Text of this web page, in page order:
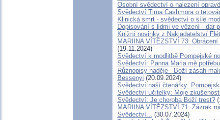
Osobní svědectví o nalezení
Svědectví Tima Cashmora o
Klinická smrt - svědectví o síle
Dopisování s lidmi ve vězení - dar
Knižní novinky z Nakladatelství
MARIINA VÍTĚZSTVÍ 73:
(19.11.2024)
Svědectví k modlitbě Pompejské
Svědectví: Panna Maria mě
Různopisy naděje - Boží zásah
Bessenyi (20.09.2024)
Svědectví naší čtenářky:
Svědectví učitelky: Moje
Svědectví: Je choroba Boží trest?
MARIINA VÍTĚZSTVÍ 71: Zázrak
Svědectví... (30.07.2024)